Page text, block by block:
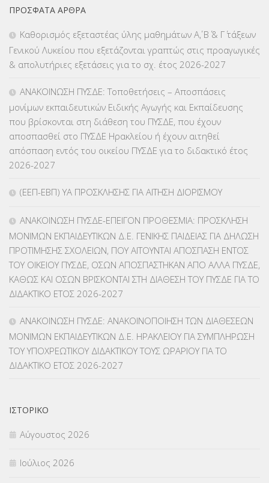
(366)
ΕΠΙΜΟΡΦΩΣΗ Τ.Π.Ε.(10)
ΚΕΣΥ(60)
ΚΕΣΥΠ(109)
ΚΠγ – ΚΡΑΤΙΚΟ ΠΙΣΤΟΠΟΙΗΤΙΚΟ ΓΛΩΣΣΟΜΑΘΕΙΑΣ
ΚΠπ- ΚΡΑΤΙΚΟ ΠΙΣΤΟΠΟΙΗΤΙΚΟ ΠΛΗΡΟΦΟΡΙΚΗΣ(12)
ΛΟΙΠΑ(309)
ΜΑΘΗΤΕΙΑ(275)
ΜΕΤΑΘΕΣΕΙΣ-ΤΟΠΟΘΕΤΗΣΕΙΣ ΒΕΛΤΙΩΣΕΙΣ(319)
ΜΕΤΑΦΟΡΑ ΜΑΘΗΤΩΝ(3)
ΝΟΜΟΘΕΣΙΑ(66)
ΠΡΌΣΦΑΤΑ ΆΡΘΡΑ
Καθορισμός εξεταστέας ύλης μαθημάτων Α΄, Β΄ & Γ΄ τάξεων
Γενικού Λυκείου που εξετάζονται γραπτώς στις προαγωγικές
& απολυτήριες εξετάσεις για το σχ. έτος 2026-2027
ΑΝΑΚΟΙΝΩΣΗ ΠΥΣΔΕ: Τοποθετήσεις – Αποσπάσεις
μονίμων εκπαιδευτικών Ειδικής Αγωγής και Εκπαίδευσης
που βρίσκονται στη διάθεση του ΠΥΣΔΕ, που έχουν
αποσπασθεί στο ΠΥΣΔΕ Ηρακλείου ή έχουν αιτηθεί
απόσπαση εντός του οικείου ΠΥΣΔΕ για το διδακτικό έτος
2026-2027
(ΕΕΠ-ΕΒΠ) ΥΑ ΠΡΟΣΚΛΗΣΗΣ ΓΙΑ ΑΙΤΗΣΗ ΔΙΟΡΙΣΜΟΥ
ΑΝΑΚΟΙΝΩΣΗ ΠΥΣΔΕ-ΕΠΕΙΓΟΝ ΠΡΟΘΕΣΜΙΑ: ΠΡΟΣΚΛΗΣΗ
ΜΟΝΙΜΩΝ ΕΚΠΑΙΔΕΥΤΙΚΩΝ Δ.Ε. ΓΕΝΙΚΗΣ ΠΑΙΔΕΙΑΣ ΓΙΑ ΔΗΛΩΣΗ
ΠΡΟΤΙΜΗΣΗΣ ΣΧΟΛΕΙΩΝ, ΠΟΥ ΑΙΤΟΥΝΤΑΙ ΑΠΟΣΠΑΣΗ ΕΝΤΟΣ
ΤΟΥ ΟΙΚΕΙΟΥ ΠΥΣΔΕ, ΟΣΩΝ ΑΠΟΣΠΑΣΤΗΚΑΝ ΑΠΟ ΑΛΛΑ ΠΥΣΔΕ,
ΚΑΘΩΣ ΚΑΙ ΟΣΩΝ ΒΡΙΣΚΟΝΤΑΙ ΣΤΗ ΔΙΑΘΕΣΗ ΤΟΥ ΠΥΣΔΕ ΓΙΑ ΤΟ
ΔΙΔΑΚΤΙΚΟ ΕΤΟΣ 2026-2027
ΑΝΑΚΟΙΝΩΣΗ ΠΥΣΔΕ: ΑΝΑΚΟΙΝΟΠΟΙΗΣΗ ΤΩΝ ΔΙΑΘΕΣΕΩΝ
ΜΟΝΙΜΩΝ ΕΚΠΑΙΔΕΥΤΙΚΩΝ Δ.Ε. ΗΡΑΚΛΕΙΟΥ ΓΙΑ ΣΥΜΠΛΗΡΩΣΗ
ΤΟΥ ΥΠΟΧΡΕΩΤΙΚΟΥ ΔΙΔΑΚΤΙΚΟΥ ΤΟΥΣ ΩΡΑΡΙΟΥ ΓΙΑ ΤΟ
ΔΙΔΑΚΤΙΚΟ ΕΤΟΣ 2026-2027
ΙΣΤΟΡΙΚΌ
Αύγουστος 2026
Ιούλιος 2026